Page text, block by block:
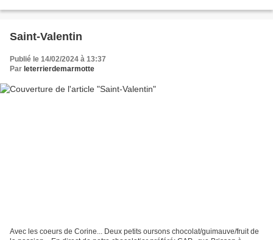
Saint-Valentin
Publié le 14/02/2024 à 13:37
Par leterrierdemarmotte
Avec les coeurs de Corine... Deux petits oursons chocolat/guimauve/fruit de